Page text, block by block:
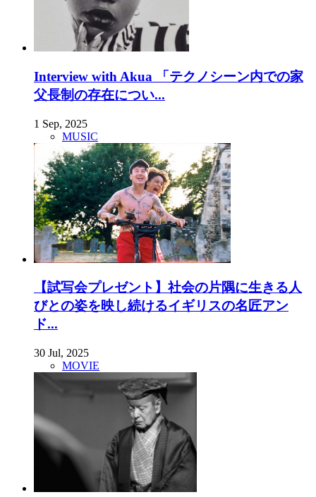
Interview with Akua 「テクノシーン内での家
父長制の存在につい...
1 Sep, 2025
MUSIC
【試写会プレゼント】社会の片隅に生きる人
びとの姿を映し続けるイギリスの名匠アン
ド...
30 Jul, 2025
MOVIE